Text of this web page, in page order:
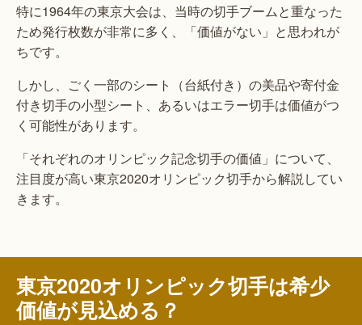
特に1964年の東京大会は、当時の切手ブームと重なった
ため発行枚数が非常に多く、「価値がない」と思われが
ちです。
しかし、ごく一部のシート（台紙付き）の美品や寄付金
付き切手の小型シート、あるいはエラー切手は価値がつ
く可能性があります。
「それぞれのオリンピック記念切手の価値」について、
注目度が高い東京2020オリンピック切手から解説してい
きます。
東京2020オリンピック切手は希少
価値が見込める？